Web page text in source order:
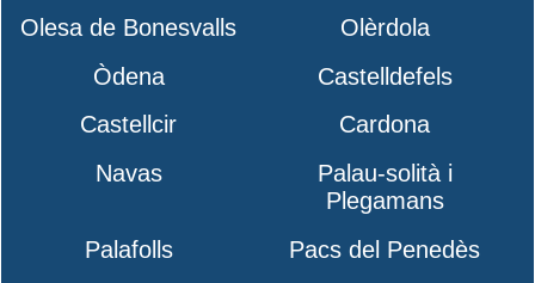
Olesa de Bonesvalls
Olèrdola
Òdena
Castelldefels
Castellcir
Cardona
Navas
Palau-solità i
Plegamans
Palafolls
Pacs del Penedès